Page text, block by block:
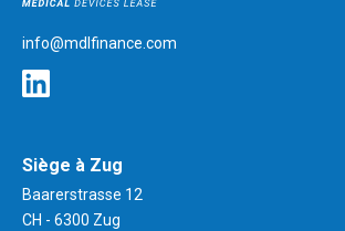
info@mdlfinance.com
Siège à Zug
Baarerstrasse 12
CH - 6300 Zug